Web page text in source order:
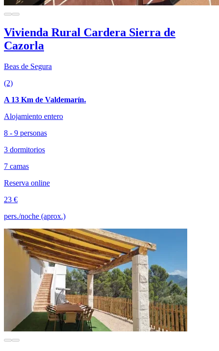
Vivienda Rural Cardera Sierra de
Cazorla
Beas de Segura
(2)
A 13 Km de Valdemarín.
Alojamiento entero
8 - 9 personas
3 dormitorios
7 camas
Reserva online
23 €
pers./noche (aprox.)